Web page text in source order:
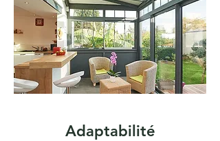
Adaptabilité